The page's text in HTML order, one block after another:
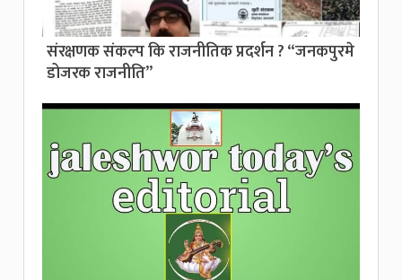
संरक्षणक संकल्प कि राजनीतिक प्रदर्शन ? “जनकपुरमे
डोजरक राजनीति”